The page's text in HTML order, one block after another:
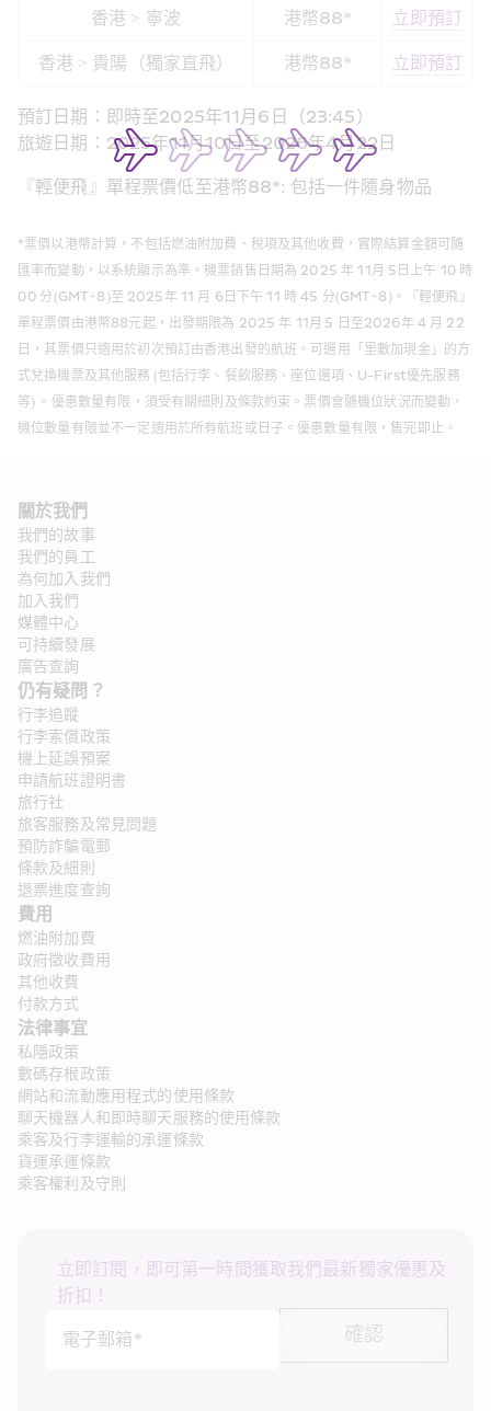
香港 > 寧波 港幣88* 立即預訂
香港 > 貴陽（獨家直飛） 港幣88* 立即預訂
預訂日期：即時至2025年11月6日（23:45）
旅遊日期：2025年11月10日至2026年4月22日
『輕便飛』單程票價低至港幣88*: 包括一件隨身物品
*票價以港幣計算，不包括燃油附加費、稅項及其他收費，實際結算金額可隨
匯率而變動，以系統顯示為準。機票銷售日期為 2025 年 11月 5日上午 10 時
00 分(GMT+8)至 2025年 11 月 6日下午 11 時 45 分(GMT+8)。『輕便飛』
單程票價由港幣88元起，出發期限為 2025 年 11月 5 日至2026年 4 月 22
日，其票價只適用於初次預訂由香港出發的航班。可選用「里數加現金」的方
式兌換機票及其他服務 (包括行李、餐飲服務、座位選項、U-First優先服務
等) 。優惠數量有限，須受有關細則及條款約束。票價會隨機位狀況而變動，
機位數量有限並不一定適用於所有航班或日子。優惠數量有限，售完即止。
關於我們
我們的故事
我們的員工
為何加入我們
加入我們
媒體中心
可持續發展
廣告查詢
仍有疑問？
行李追蹤
行李索償政策
機上延誤預案
申請航班證明書
旅行社
旅客服務及常見問題
預防詐騙電郵
條款及細則
退票進度查詢
費用
燃油附加費
政府徵收費用
其他收費
付款方式
法律事宜
私隱政策
數碼存根政策
網站和流動應用程式的使用條款
聊天機器人和即時聊天服務的使用條款
乘客及行李運輸的承運條款
貨運承運條款
乘客權利及守則
立即訂閱，即可第一時間獲取我們最新獨家優惠及
折扣！
電子郵箱*
確認